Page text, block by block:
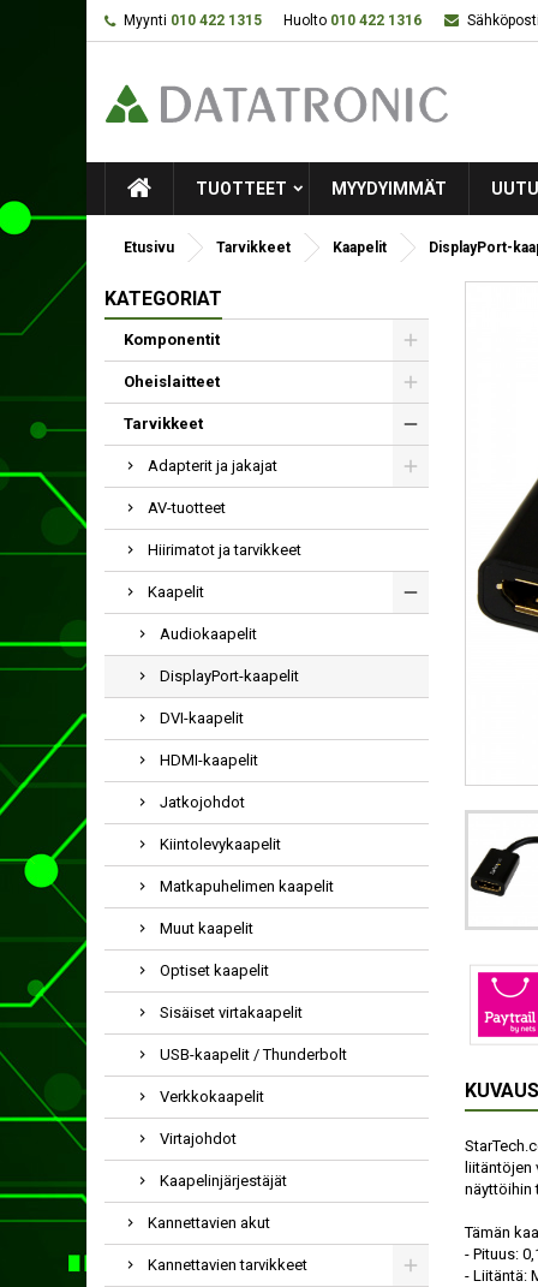
Myynti 010 422 1315 Huolto 010 422 1316
TUOTTEET MYYDYIMMÄT
Etusivu Tarvikkeet Kaapelit DisplayPort-
KATEGORIAT
Komponentit
Oheislaitteet
Tarvikkeet
Adapterit ja jakajat
AV-tuotteet
Hiirimatot ja tarvikkeet
Kaapelit
Audiokaapelit
DisplayPort-kaapelit
DVI-kaapelit
HDMI-kaapelit
Jatkojohdot
Kiintolevykaapelit
Matkapuhelimen kaapelit
Muut kaapelit
Optiset kaapelit
Sisäiset virtakaapelit
USB-kaapelit / Thunderbolt
Verkkokaapelit
Virtajohdot
Kaapelinjärjestäjät
Kannettavien akut
Kannettavien tarvikkeet
KUVAUS
näyttöihin
Tämän
- Pituus:
- Liitäntä: